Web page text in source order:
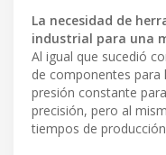
La necesidad de
industrial para una
Al igual que sucedió
de componentes para
presión constante
precisión, pero al
tiempos de